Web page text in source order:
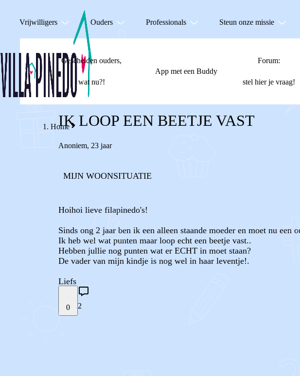
Vrijwilligers Ouders Professionals Steun onze missie
Gescheiden ouders,
wat nu?!
App met een Buddy
Forum:
stel hier je vraag!
Home
IK LOOP EEN BEETJE VAST
Anoniem, 23 jaar
MIJN WOONSITUATIE
Hoihoi lieve filapinedo's!
Sinds ong 2 jaar ben ik een alleen staande moeder en moet nu een
Ik heb wel wat punten maar loop echt een beetje vast..
Hebben jullie nog punten wat er ECHT in moet staan?
De vader van mijn kindje is nog wel in haar leventje!.
Liefs
0 2